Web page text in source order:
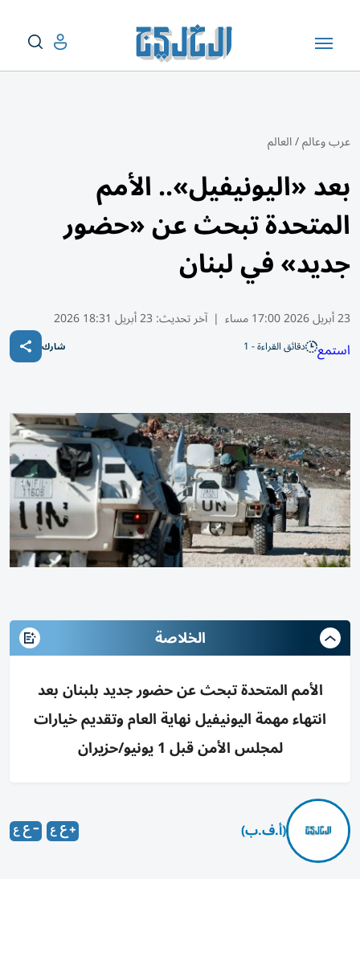
عرب وعالم/العالم
بعد «اليونيفيل».. الأمم
المتحدة تبحث عن «حضور
جديد» في لبنان
23 أبريل 2026 17:00 مساء | آخر تحديث: 23 أبريل 18:31 2026
استمع دقائق القراءة - 1 شارك
الخلاصة
الأمم المتحدة تبحث عن حضور جديد بلبنان بعد
انتهاء مهمة اليونيفيل نهاية العام وتقديم خيارات
لمجلس الأمن قبل 1 يونيو/حزيران
(أ.ف.ب)